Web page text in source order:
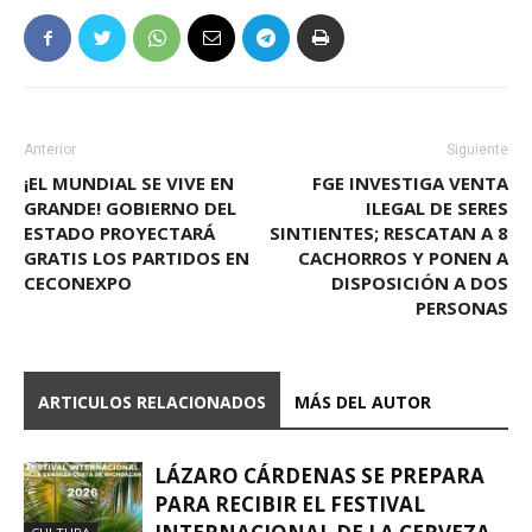
Anterior
¡EL MUNDIAL SE VIVE EN
GRANDE! GOBIERNO DEL
ESTADO PROYECTARÁ
GRATIS LOS PARTIDOS EN
CECONEXPO
Siguiente
FGE INVESTIGA VENTA
ILEGAL DE SERES
SINTIENTES; RESCATAN A 8
CACHORROS Y PONEN A
DISPOSICIÓN A DOS
PERSONAS
ARTICULOS RELACIONADOS MÁS DEL AUTOR
LÁZARO CÁRDENAS SE PREPARA
PARA RECIBIR EL FESTIVAL